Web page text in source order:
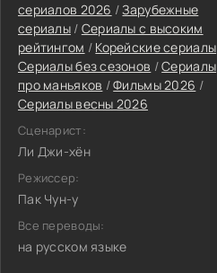
сериалов 2026 /Зарубежные
сериалы/ Сериалы с высоким
рейтингом / Корейские сериалы
Сериалы без сезонов /Сериалы
про маньяков /Фильмы 2026 /
Сериалы весны 2026
Сценарист:
Ли Джи-хён
Режиссер:
Пак Чун-у
Все переводы:
на русском языке